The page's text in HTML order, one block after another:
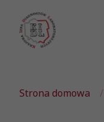
Strona domowa